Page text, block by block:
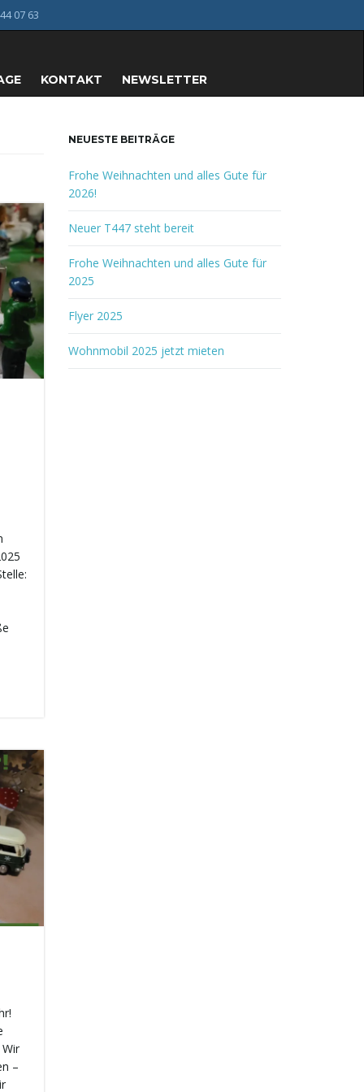
07 63
KONTAKT NEWSLETTER
–
NEUESTE BEITRÄGE
Frohe Weihnachten und alles Gute für
2026!
Neuer T447 steht bereit
Frohe Weihnachten und alles Gute für
2025
Flyer 2025
Wohnmobil 2025 jetzt mieten